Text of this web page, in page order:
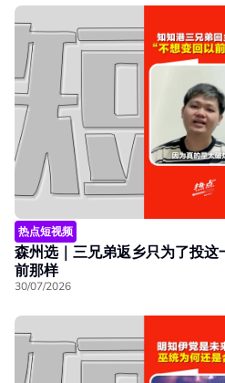
热点短视频
森州选｜三兄弟返乡只为了投
前那样
30/07/2026